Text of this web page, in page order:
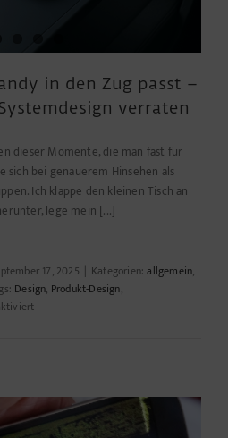
in den Zug passt –
verraten
dieser Momente, die man fast für
bei genauerem Hinsehen als
Ich klappe den kleinen Tisch an
lege mein [...]
17, 2025 | Kategorien:allgemein,
Design, Produkt-Design,
für
das
Handy